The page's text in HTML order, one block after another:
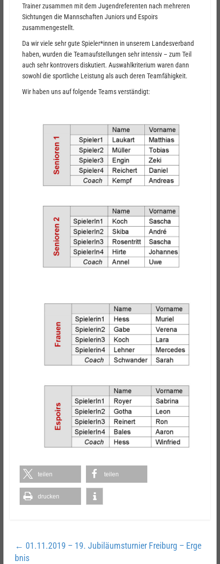
Trainer zusammen mit dem Jugendreferenten nach mehreren
Sichtungen die Mannschaften Juniors und Espoirs
zusammengestellt.
Da wir viele sehr gute Spieler*innen in unserem Landesverband
haben, wurden die Teamaufstellungen sehr intensiv – zum Teil
auch sehr kontrovers diskutiert. Auswahlkriterium waren dann
sowohl die sportliche Leistung als auch deren Teamfähigkeit.
Wir haben uns auf folgende Teams verständigt:
teilen teilen
drucken
← 01.11.2019 – 19. Jubiläumsturnier Freiburg – Erge
bnis